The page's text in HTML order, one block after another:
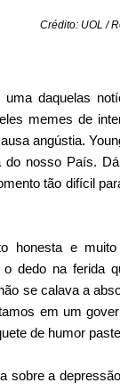
Crédito: UOL /
daquelas
memes de
angústia.
nosso País.
tão difícil
honesta e
dedo na ferida
se calava a
em um
de humor
sobre a